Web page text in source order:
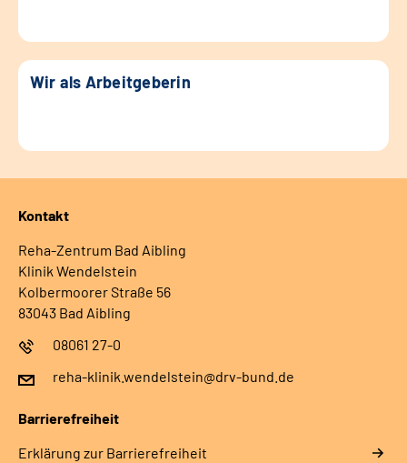
Wir als Arbeitgeberin
Kontakt
Reha-Zentrum Bad Aibling
Klinik Wendelstein
Kolbermoorer Straße 56
83043 Bad Aibling
08061 27-0
reha-klinik.wendelstein@drv-bund.de
Barrierefreiheit
Erklärung zur Barrierefreiheit